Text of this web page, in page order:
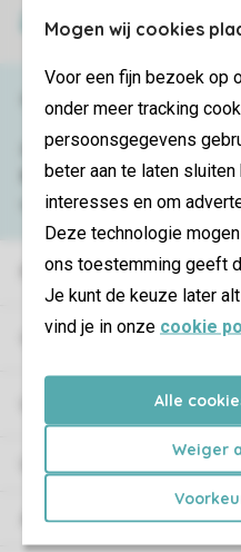
Mogen wij cookies
Voor een fijn bezoek op
onder meer tracking
persoonsgegevens
beter aan te laten
interesses en om
Deze technologie
ons toestemming geeft
Je kunt de keuze later
vind je in onze cookie
Alle
Weiger
Sicheres Bezahlen
Ferienparks
Campings
Unterkunft
Angebote
Haben Sie Fragen?
Schauen Sie sich die häufig
Fragenan oder kontaktieren
unserContact Center.